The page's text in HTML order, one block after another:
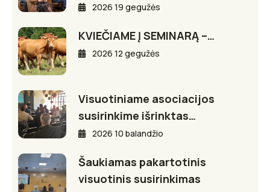
2026 19 gegužės
KVIEČIAME Į SEMINARĄ –…
2026 12 gegužės
Visuotiniame asociacijos
susirinkime išrinktas…
2026 10 balandžio
Šaukiamas pakartotinis
visuotinis susirinkimas